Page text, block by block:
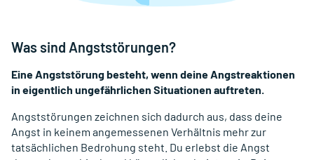
Was sind Angststörungen?
Eine Angststörung besteht, wenn deine Angstreaktionen
in eigentlich ungefährlichen Situationen auftreten.
Angststörungen zeichnen sich dadurch aus, dass deine
Angst in keinem angemessenen Verhältnis mehr zur
tatsächlichen Bedrohung steht. Du erlebst die Angst